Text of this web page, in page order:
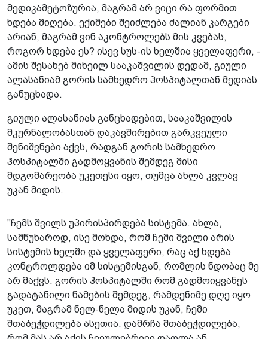
მედიკამეტოზურია, მაგრამ არ ვიცი რა ფორმით
ხდება მიღება. ექიმები შეიძლება ძალიან კარგები
არიან, მაგრამ ვინ აკონტროლებს მის კვებას,
როგორ ხდება ეს? ისევ სუს-ის ხელშია ყველაფერი, -
ამის შესახებ მიხეილ სააკაშვილის დედამ, გიული
ალასანიამ გორის სამხედრო ჰოსპიტალთან მედიას
განუცხადა.
გიული ალასანიას განცხადებით, სააკაშვილის
მკურნალობასთან დაკავშირებით გარკვეული
შენიშვნები აქვს, რადგან გორის სამხედრო
ჰოსპიტალში გადმოყვანის შემდეგ მისი
მდგომარეობა უკეთესი იყო, თუმცა ახლა კვლავ
უკან მიდის.
"ჩემს შვილს უპირისპირდება სისტემა. ახლა,
სამწუხაროდ, ისე მოხდა, რომ ჩემი შვილი არის
სისტემის ხელში და ყველაფერი, რაც აქ ხდება
კონტროლდება იმ სისტემისგან, რომლის ნდობაც მე
არ მაქვს. გორის ჰოსპიტალში რომ გადმოიყვანეს
გადატანილი წამების შემდეგ, რამდენიმე დღე იყო
უკეთ, მაგრამ ნელ-ნელა მიდის უკან, ჩემი
შთაბეჭდილება ასეთია. დამრჩა შთაბეჭდილება,